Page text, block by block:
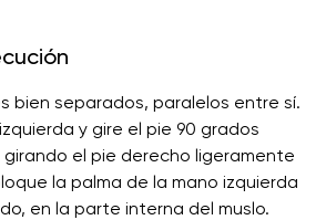
bien separados, paralelos entre sí.
y gire el pie 90 grados
el pie derecho ligeramente
la palma de la mano izquierda
en la parte interna del muslo.